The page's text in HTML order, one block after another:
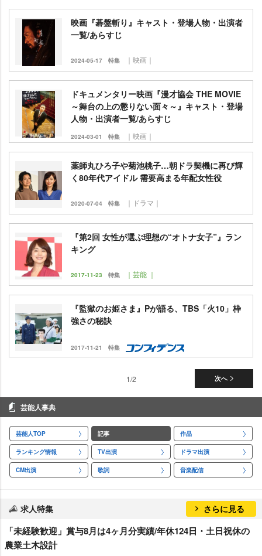
映画『碁盤斬り』キャスト・登場人物・出演者
一覧/あらすじ
2024-05-17 特集 ｜映画｜
ドキュメンタリー映画『漫才協会 THE MOVIE
～舞台の上の懲りない面々～』キャスト・登場
人物・出演者一覧/あらすじ
2024-03-01 特集 ｜映画｜
薬師丸ひろ子や菊池桃子…朝ドラ契機に再び輝
く80年代アイドル 需要高まる年配女性役
2020-07-04 特集 ｜ドラマ｜
『第2回 女性が選ぶ理想の“オトナ女子”』ラン
キング
2017-11-23 特集 ｜芸能 ｜
『監獄のお姫さま』Pが語る、TBS「火10」枠
強さの秘訣
2017-11-21 特集
次へ
1/2
芸能人事典
芸能人TOP 記事 作品
ランキング情報 TV出演 ドラマ出演
CM出演 歌詞 音楽配信
求人特集 さらに見る
「未経験歓迎」賞与8月は4ヶ月分実績/年休124日・土日祝休の
農業土木設計